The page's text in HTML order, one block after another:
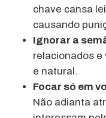
chave cansa
causando
Ignorar a
relacionados
e natural.
Focar só em
Não adianta